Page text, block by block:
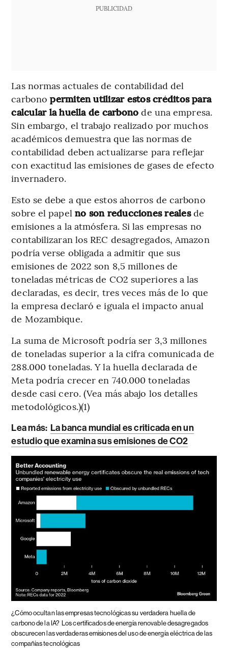
PUBLICIDAD
Las normas actuales de contabilidad del
carbono permiten utilizar estos créditos para
calcular la huella de carbono de una empresa.
Sin embargo, el trabajo realizado por muchos
académicos demuestra que las normas de
contabilidad deben actualizarse para reflejar
con exactitud las emisiones de gases de efecto
invernadero.
Esto se debe a que estos ahorros de carbono
sobre el papel no son reducciones realesde
emisiones a la atmósfera. Si las empresas no
contabilizaran los REC desagregados, Amazon
podría verse obligada a admitir que sus
emisiones de 2022 son 8,5 millones de
toneladas métricas de CO2 superiores a las
declaradas, es decir, tres veces más de lo que
la empresa declaró e iguala el impacto anual
de Mozambique.
La suma de Microsoft podría ser 3,3 millones
de toneladas superior a la cifra comunicada de
288.000 toneladas. Y la huella declarada de
Meta podría crecer en 740.000 toneladas
desde casi cero. (Vea más abajo los detalles
metodológicos.)(1)
Lea más: La banca mundial es criticada en un
estudio que examina sus emisiones de CO2
¿Cómo ocultan las empresas tecnológicas su verdadera huella de
carbono de la IA? Los certificados de energía renovable desagregados
obscurecen las verdaderas emisiones del uso de energía eléctrica de las
compañías tecnológicas